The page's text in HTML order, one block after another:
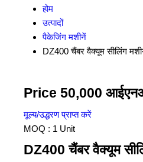
होम
उत्पादों
पैकेजिंग मशीनें
DZ400 चैंबर वैक्यूम सीलिंग
Price 50,000
मूल्य/उद्धरण प्राप्त करें
MOQ : 1 Unit
DZ400 चैंबर वैक्यूम